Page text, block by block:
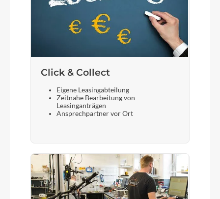
Click & Collect
Eigene Leasingabteilung
Zeitnahe Bearbeitung von
Leasinganträgen
Ansprechpartner vor Ort